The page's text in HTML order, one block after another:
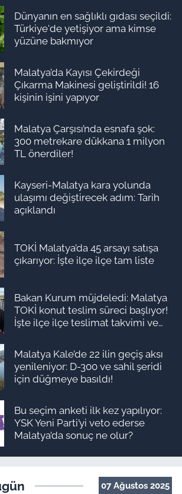
Dünyanın en sağlıklı gıdası seçildi:
Türkiye'de yetişiyor ama kimse
yüzüne bakmıyor
Malatya’da Kayısı Çekirdeği
Çıkarma Makinesi geliştirildi! 16
kişinin işini yapıyor
Malatya Çarşısı’nda esnafa şok:
300 metrekare dükkana 1 milyon
TL önerdiler!
Kayseri-Malatya kara yolunda
ulaşımı değiştirecek adım: Tarih
açıklandı
TOKİ Malatya’da 45 arsayı satışa
çıkarıyor: İşte ilçe ilçe tam liste
Bakan Kurum müjdeledi: Malatya
TOKİ konut teslim süreci başlıyor!
İşte ilçe ilçe teslimat takvimi ve
Malatya Kale’de 22 ilin geçiş aksı
yenileniyor: D-300 ve sahil şeridi
için düğmeye basıldı!
Bu seçim anketi ilk kez yapılıyor:
YSK Yeni Parti’yi veto ederse
Malatya’da sonuç ne olur?
07 Ağustos 2025